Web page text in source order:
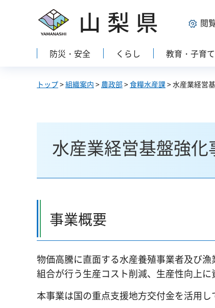
山梨県 閲
防災・安全 くらし 教育・子育て
トップ>組織案内 > 農政部>食糧水産課> 水産業経営
水産業経営基盤強
事業概要
物価高騰に直面する水産養殖事業者及び
組合が行う生産コスト削減、生産性向上
本事業は国の重点支援地方交付金を活用し